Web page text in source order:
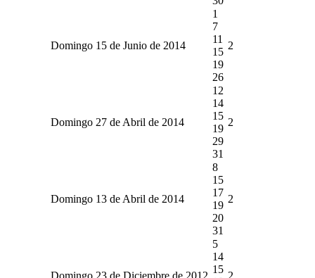
Domingo 15 de Junio de 2014
1
7
11
15
19
26
2
Domingo 27 de Abril de 2014
12
14
15
19
29
31
2
Domingo 13 de Abril de 2014
8
15
17
19
20
31
2
Domingo 23 de Diciembre de 2012
5
14
15
2